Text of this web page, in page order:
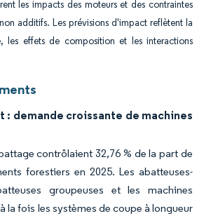
les impacts des moteurs et des contraintes
additifs. Les prévisions d'impact reflètent la
les effets de composition et les interactions
: demande croissante de machines
contrôlaient 32,76 % de la part de
forestiers en 2025. Les abatteuses-
groupeuses et les machines
la fois les systèmes de coupe à longueur